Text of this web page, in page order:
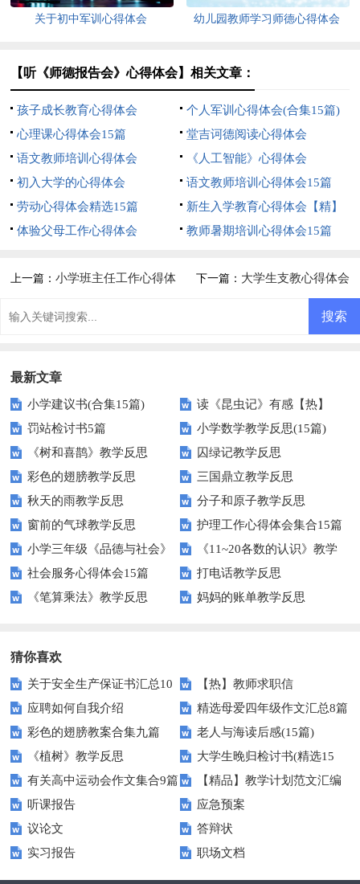
关于初中军训心得体会 幼儿园教师学习师德心得体会
【听《师德报告会》心得体会】相关文章：
孩子成长教育心得体会
个人军训心得体会(合集15篇)
心理课心得体会15篇
堂吉诃德阅读心得体会
语文教师培训心得体会
《人工智能》心得体会
初入大学的心得体会
语文教师培训心得体会15篇
劳动心得体会精选15篇
新生入学教育心得体会【精】
体验父母工作心得体会
教师暑期培训心得体会15篇
上一篇：小学班主任工作心得体 下一篇： 大学生支教心得体会
最新文章
小学建议书(合集15篇)
读《昆虫记》有感【热】
罚站检讨书5篇
小学数学教学反思(15篇)
《树和喜鹊》教学反思
囚绿记教学反思
彩色的翅膀教学反思
三国鼎立教学反思
秋天的雨教学反思
分子和原子教学反思
窗前的气球教学反思
护理工作心得体会集合15篇
小学三年级《品德与社会》
下册教学反思
《11~20各数的认识》教学
反思
社会服务心得体会15篇
打电话教学反思
《笔算乘法》教学反思
妈妈的账单教学反思
猜你喜欢
关于安全生产保证书汇总10
篇
【热】教师求职信
应聘如何自我介绍
精选母爱四年级作文汇总8篇
彩色的翅膀教案合集九篇
老人与海读后感(15篇)
《植树》教学反思
大学生晚归检讨书(精选15
篇)
有关高中运动会作文集合9篇
【精品】教学计划范文汇编
六篇
听课报告
应急预案
议论文
答辩状
实习报告
职场文档